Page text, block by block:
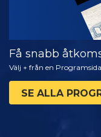
Få snabb
Välj + från en
SE ALLA